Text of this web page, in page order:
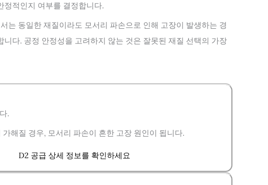
정적인지 여부를 결정합니다.
는 동일한 재질이라도 모서리 파손으로 인해 고장이 발생하는 경
다. 공정 안정성을 고려하지 않는 것은 잘못된 재질 선택의 가장
.
해질 경우, 모서리 파손이 흔한 고장 원인이 됩니다.
D2 공급 상세 정보를 확인하세요